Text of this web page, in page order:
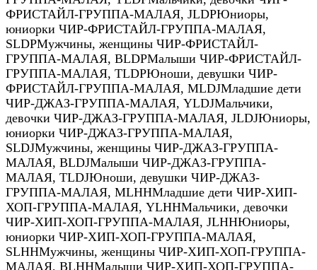
ФРИСТАЙЛ-ГРУППА-МАЛАЯ, JLDPЮниоры,
юниорки ЧИР-ФРИСТАЙЛ-ГРУППА-МАЛАЯ,
SLDPМужчины, женщины ЧИР-ФРИСТАЙЛ-
ГРУППА-МАЛАЯ, BLDPМалыши ЧИР-ФРИСТАЙЛ-
ГРУППА-МАЛАЯ, TLDPЮноши, девушки ЧИР-
ФРИСТАЙЛ-ГРУППА-МАЛАЯ, MLDJМладшие дети
ЧИР-ДЖАЗ-ГРУППА-МАЛАЯ, YLDJМальчики,
девочки ЧИР-ДЖАЗ-ГРУППА-МАЛАЯ, JLDJЮниоры,
юниорки ЧИР-ДЖАЗ-ГРУППА-МАЛАЯ,
SLDJМужчины, женщины ЧИР-ДЖАЗ-ГРУППА-
МАЛАЯ, BLDJМалыши ЧИР-ДЖАЗ-ГРУППА-
МАЛАЯ, TLDJЮноши, девушки ЧИР-ДЖАЗ-
ГРУППА-МАЛАЯ, MLHHМладшие дети ЧИР-ХИП-
ХОП-ГРУППА-МАЛАЯ, YLHHМальчики, девочки
ЧИР-ХИП-ХОП-ГРУППА-МАЛАЯ, JLHHЮниоры,
юниорки ЧИР-ХИП-ХОП-ГРУППА-МАЛАЯ,
SLHHМужчины, женщины ЧИР-ХИП-ХОП-ГРУППА-
МАЛАЯ, BLHHМалыши ЧИР-ХИП-ХОП-ГРУППА-